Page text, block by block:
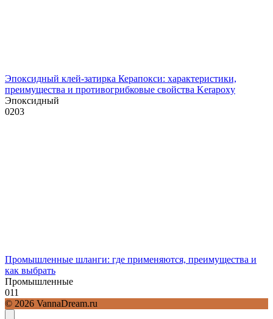
Эпоксидный клей-затирка Керапокси: характеристики,
преимущества и противогрибковые свойства Kerapoxy
Эпоксидный
0203
Промышленные шланги: где применяются, преимущества и
как выбрать
Промышленные
011
© 2026 VannaDream.ru